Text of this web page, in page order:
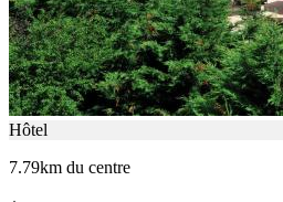
Hôtel
7.79km du centre